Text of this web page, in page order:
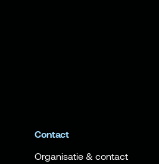
Contact
Organisatie & contact